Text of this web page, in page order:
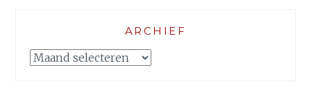
ARCHIEF
Archief